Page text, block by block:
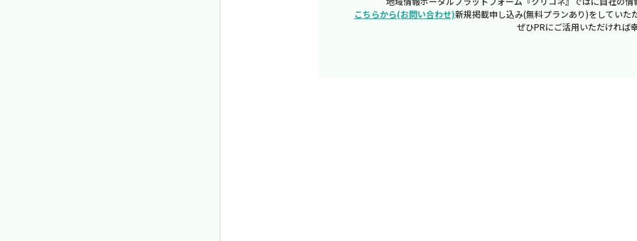
こちらから(お問い合わせ)新規掲載申し込み(無料プランあり)をしていた
ぜひPRにご活用いただければ幸